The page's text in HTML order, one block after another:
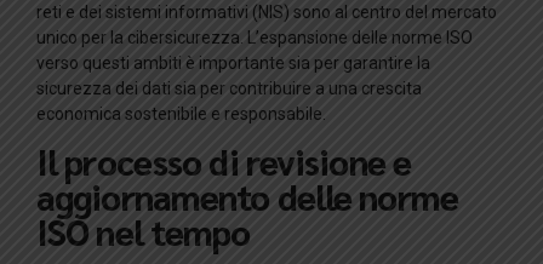
reti e dei sistemi informativi (NIS) sono al centro del mercato
unico per la cibersicurezza. L’espansione delle norme ISO
verso questi ambiti è importante sia per garantire la
sicurezza dei dati sia per contribuire a una crescita
economica sostenibile e responsabile.
Il processo di revisione e
aggiornamento delle norme
ISO nel tempo